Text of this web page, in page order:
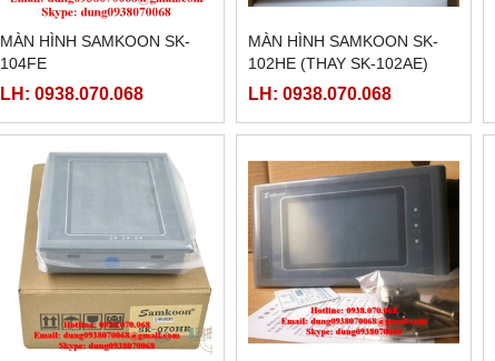
MÀN HÌNH SAMKOON SK-
104FE
LH: 0938.070.068
MÀN HÌNH SAMKOON SK-
102HE (THAY SK-102AE)
LH: 0938.070.068